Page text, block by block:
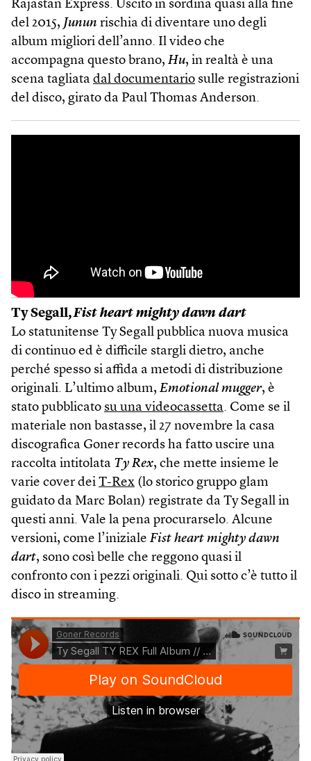
Rajastan Express. Uscito in sordina quasi alla fine
del 2015, Junun rischia di diventare uno degli
album migliori dell’anno. Il video che
accompagna questo brano, Hu, in realtà è una
scena tagliata dal documentario sulle registrazioni
del disco, girato da Paul Thomas Anderson.
Ty Segall,Fist heart mighty dawn dart
Lo statunitense Ty Segall pubblica nuova musica
di continuo ed è difficile stargli dietro, anche
perché spesso si affida a metodi di distribuzione
originali. L’ultimo album, Emotional mugger, è
stato pubblicato su una videocassetta. Come se il
materiale non bastasse, il 27 novembre la casa
discografica Goner records ha fatto uscire una
raccolta intitolata Ty Rex, che mette insieme le
varie cover dei T-Rex (lo storico gruppo glam
guidato da Marc Bolan) registrate da Ty Segall in
questi anni. Vale la pena procurarselo. Alcune
versioni, come l’iniziale Fist heart mighty dawn
dart, sono così belle che reggono quasi il
confronto con i pezzi originali. Qui sotto c’è tutto il
disco in streaming.